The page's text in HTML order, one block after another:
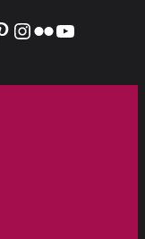
Instagram
FlickrYouTube